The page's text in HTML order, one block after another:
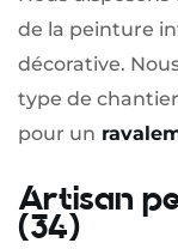
de la peinture
décorative.
type de
pour un
Artisan
(34)